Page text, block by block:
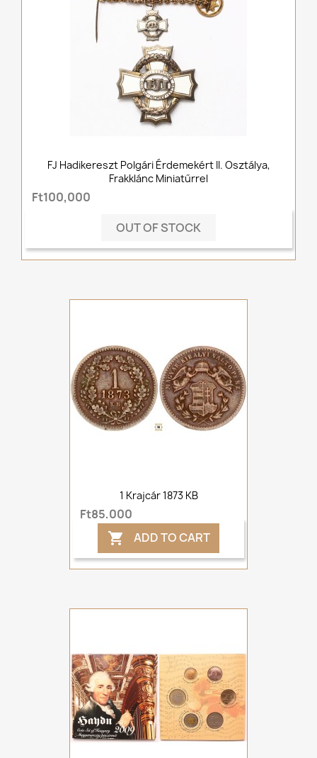
FJ Hadikereszt Polgári Érdemekért II. Osztálya,
Frakklánc Miniatűrrel
Ft100,000
OUT OF STOCK
1 Krajcár 1873 KB
Ft85,000
 ADD TO CART